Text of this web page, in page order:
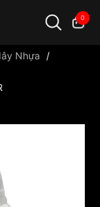
0
Nhựa
/